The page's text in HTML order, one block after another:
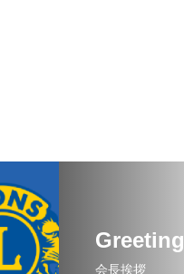
Greeting
会長挨拶